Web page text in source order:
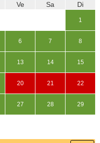
Ve Sa Di
1
6 7 8
13 14 15
20 21 22
27 28 29